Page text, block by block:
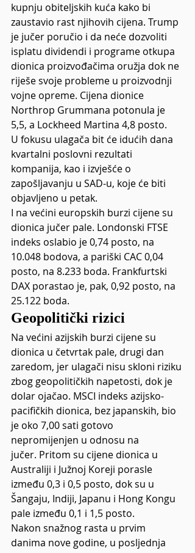
kupnju obiteljskih kuća kako bi
zaustavio rast njihovih cijena. Trump
je jučer poručio i da neće dozvoliti
isplatu dividendi i programe otkupa
dionica proizvođačima oružja dok ne
riješe svoje probleme u proizvodnji
vojne opreme. Cijena dionice
Northrop Grummana potonula je
5,5, a Lockheed Martina 4,8 posto.
U fokusu ulagača bit će idućih dana
kvartalni poslovni rezultati
kompanija, kao i izvješće o
zapošljavanju u SAD-u, koje će biti
objavljeno u petak.
I na većini europskih burzi cijene su
dionica jučer pale. Londonski FTSE
indeks oslabio je 0,74 posto, na
10.048 bodova, a pariški CAC 0,04
posto, na 8.233 boda. Frankfurtski
DAX porastao je, pak, 0,92 posto, na
25.122 boda.
Geopolitički rizici
Na većini azijskih burzi cijene su
dionica u četvrtak pale, drugi dan
zaredom, jer ulagači nisu skloni riziku
zbog geopolitičkih napetosti, dok je
dolar ojačao. MSCI indeks azijsko-
pacifičkih dionica, bez japanskih, bio
je oko 7,00 sati gotovo
nepromijenjen u odnosu na
jučer. Pritom su cijene dionica u
Australiji i Južnoj Koreji porasle
između 0,3 i 0,5 posto, dok su u
Šangaju, Indiji, Japanu i Hong Kongu
pale između 0,1 i 1,5 posto.
Nakon snažnog rasta u prvim
danima nove godine, u posljednja